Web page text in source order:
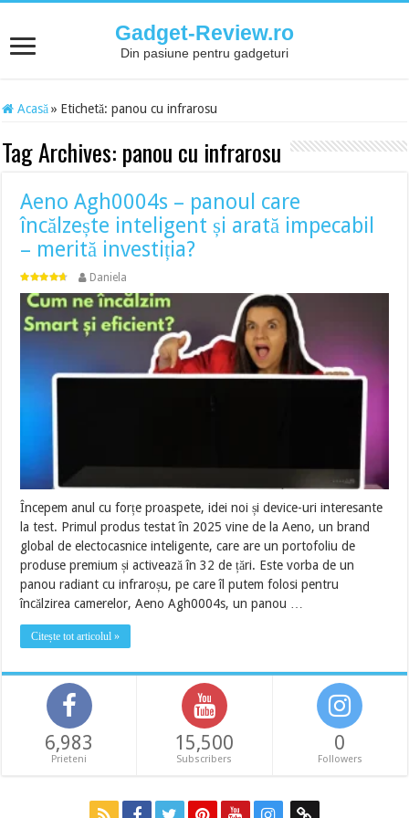
Gadget-Review.ro
Din pasiune pentru gadgeturi
Acasă » Etichetă:panou cu infrarosu
Tag Archives: panou cu infrarosu
Aeno Agh0004s – panoul care
încălzește inteligent și arată impecabil
– merită investiția?
Daniela
Începem anul cu forțe proaspete, idei noi și device-uri interesante
la test. Primul produs testat în 2025 vine de la Aeno, un brand
global de electocasnice inteligente, care are un portofoliu de
produse premium și activează în 32 de țări. Este vorba de un
panou radiant cu infraroșu, pe care îl putem folosi pentru
încălzirea camerelor, Aeno Agh0004s, un panou …
Citește tot articolul »
6,983
Prieteni
15,500
Subscribers
0
Followers